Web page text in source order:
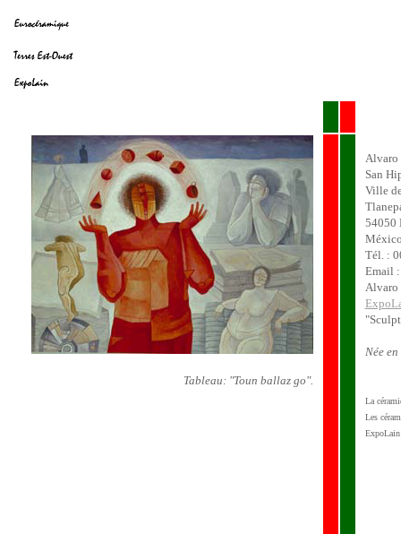
Tableau: "Toun ballaz go".
Alvaro
San
Ville
54050
Tél. :
Email
Alvaro
Née
La
Les
ExpoLain